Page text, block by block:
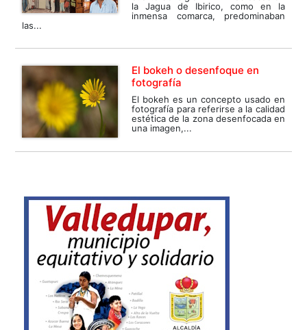
la Jagua de Ibirico, como en la
inmensa comarca, predominaban
las...
El bokeh o desenfoque en
fotografía
El bokeh es un concepto usado en
fotografía para referirse a la calidad
estética de la zona desenfocada en
una imagen,...